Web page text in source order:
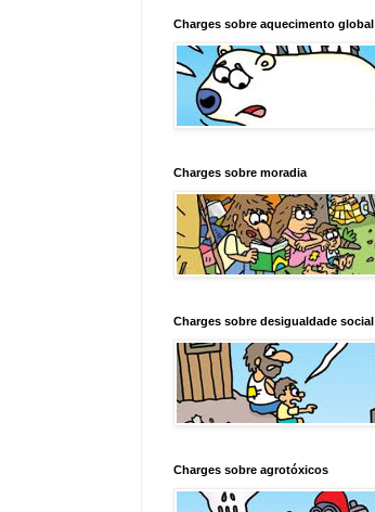
Charges sobre aquecimento global
Charges sobre moradia
Charges sobre desigualdade social
Charges sobre agrotóxicos